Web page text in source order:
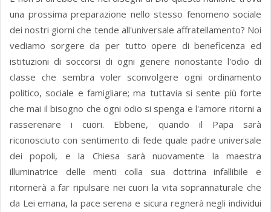
una prossima preparazione nello stesso fenomeno sociale
dei nostri giorni che tende all'universale affratellamento? Noi
vediamo sorgere da per tutto opere di beneficenza ed
istituzioni di soccorsi di ogni genere nonostante l'odio di
classe che sembra voler sconvolgere ogni ordinamento
politico, sociale e famigliare; ma tuttavia si sente più forte
che mai il bisogno che ogni odio si spenga e l'amore ritorni a
rasserenare i cuori. Ebbene, quando il Papa sarà
riconosciuto con sentimento di fede quale padre universale
dei popoli, e la Chiesa sarà nuovamente la maestra
illuminatrice delle menti colla sua dottrina infallibile e
ritornerà a far ripulsare nei cuori la vita soprannaturale che
da Lei emana, la pace serena e sicura regnerà negli individui